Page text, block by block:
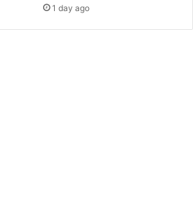
1 day ago